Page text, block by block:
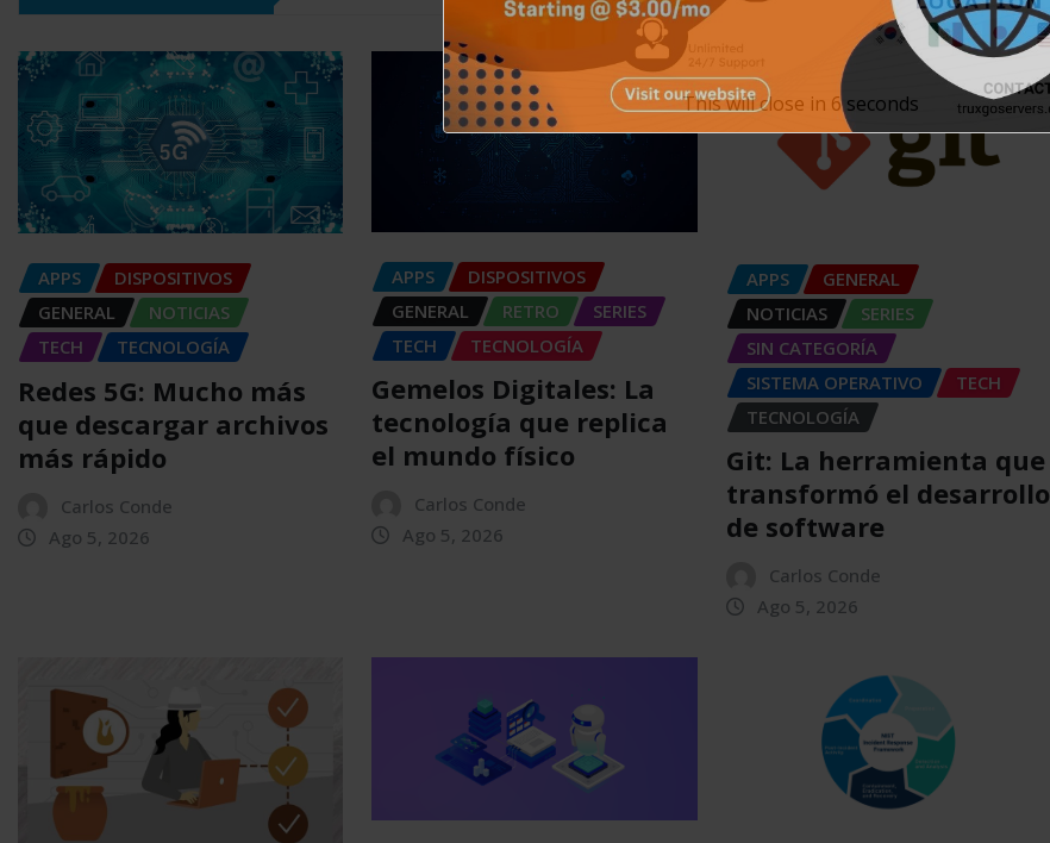
APPS
DISPOSITIVOS
GENERAL
NOTICIAS
TECH
TECNOLOGÍA
Redes 5G: Mucho más
que descargar archivos
más rápido
Carlos Conde
Ago 5, 2026
APPS
DISPOSITIVOS
GENERAL
RETRO
SERIES
TECH
TECNOLOGÍA
Gemelos Digitales: La
tecnología que replica
el mundo físico
Carlos Conde
Ago 5, 2026
APPS
GENERAL
NOTICIAS
SERIES
SIN CATEGORÍA
SISTEMA OPERATIVO
TECH
TECNOLOGÍA
Git: La herramienta que
transformó el desarrollo
de software
Carlos Conde
Ago 5, 2026
This will close in 5seconds